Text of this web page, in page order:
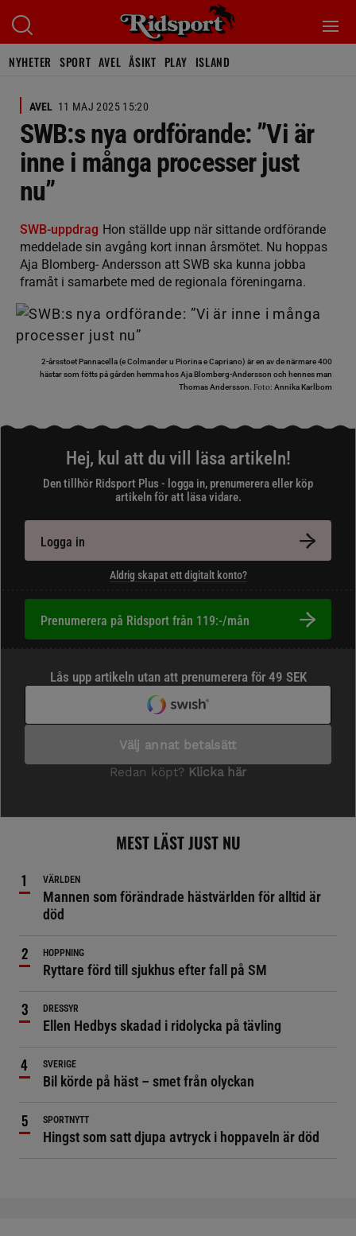
NYHETER SPORT AVEL ÅSIKT PLAY ISLAND
AVEL 11 MAJ 2025 15:20
SWB:s nya ordförande: ”Vi är
inne i många processer just
nu”
SWB-uppdrag Hon ställde upp när sittande ordförande
meddelade sin avgång kort innan årsmötet. Nu hoppas
Aja Blomberg- Andersson att SWB ska kunna jobba
framåt i samarbete med de regionala föreningarna.
2-årsstoet Pannacella (e Colmander u Piorina e Capriano) är en av de närmare 400
hästar som fötts på gården hemma hos Aja Blomberg-Andersson och hennes man
Thomas Andersson. Foto: Annika Karlbom
Hej, kul att du vill läsa artikeln!
Den tillhör Ridsport Plus - logga in, prenumerera eller köp
artikeln för att läsa vidare.
Logga in
Aldrig skapat ett digitalt konto?
Prenumerera på Ridsport från 119:-/mån
MEST LÄST JUST NU
VÄRLDEN
Mannen som förändrade hästvärlden för alltid är
död
HOPPNING
Ryttare förd till sjukhus efter fall på SM
DRESSYR
Ellen Hedbys skadad i ridolycka på tävling
SVERIGE
Bil körde på häst – smet från olyckan
SPORTNYTT
Hingst som satt djupa avtryck i hoppaveln är död